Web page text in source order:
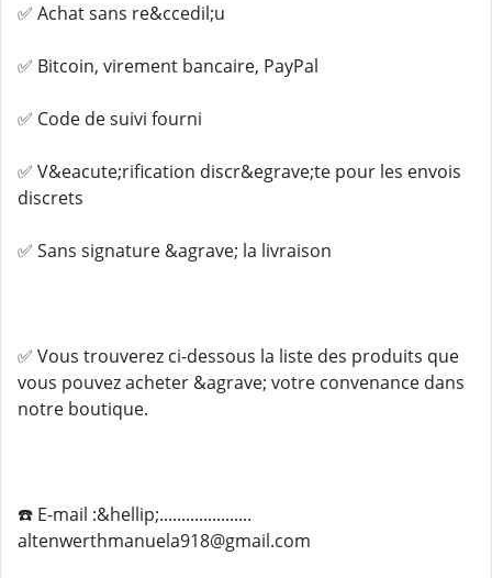
✅ Achat sans re&ccedil;u
✅ Bitcoin, virement bancaire, PayPal
✅ Code de suivi fourni
✅ V&eacute;rification discr&egrave;te pour les envois
discrets
✅ Sans signature &agrave; la livraison
✅ Vous trouverez ci-dessous la liste des produits que
vous pouvez acheter &agrave; votre convenance dans
notre boutique.
☎️ E-mail :&hellip;.....................
altenwerthmanuela918@gmail.com